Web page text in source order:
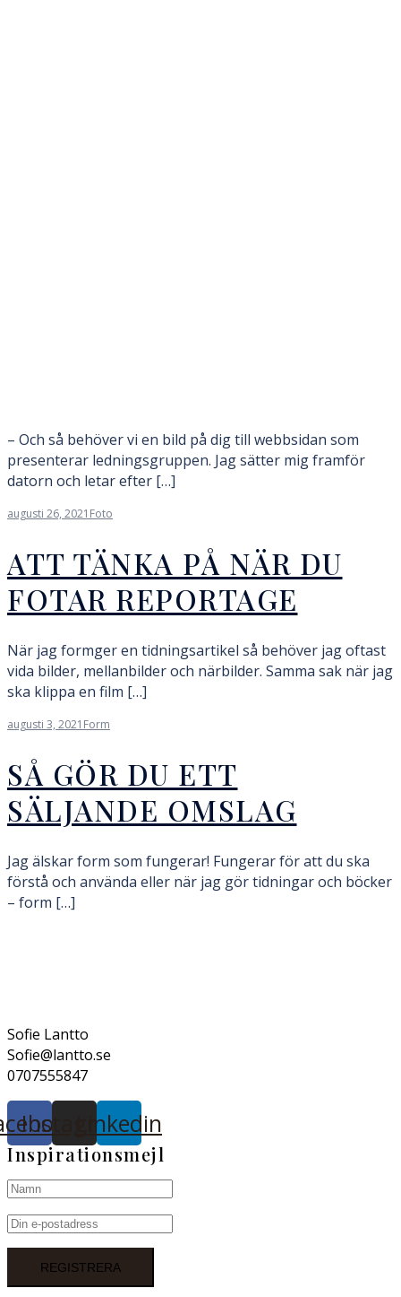
– Och så behöver vi en bild på dig till webbsidan som
presenterar ledningsgruppen. Jag sätter mig framför
datorn och letar efter […]
augusti 26, 2021 Foto
ATT TÄNKA PÅ NÄR DU
FOTAR REPORTAGE
När jag formger en tidningsartikel så behöver jag oftast
vida bilder, mellanbilder och närbilder. Samma sak när jag
ska klippa en film […]
augusti 3, 2021 Form
SÅ GÖR DU ETT
SÄLJANDE OMSLAG
Jag älskar form som fungerar! Fungerar för att du ska
förstå och använda eller när jag gör tidningar och böcker
– form […]
Sofie Lantto
Sofie@lantto.se
0707555847
InstagramLinkedin
Inspirationsmejl